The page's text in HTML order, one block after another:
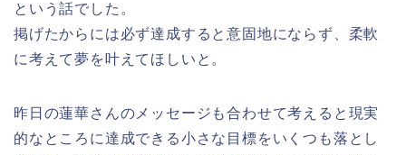
という話でした。
掲げたからには必ず達成すると意固地にならず、柔軟
に考えて夢を叶えてほしいと。
昨日の蓮華さんのメッセージも合わせて考えると現実
的なところに達成できる小さな目標をいくつも落とし